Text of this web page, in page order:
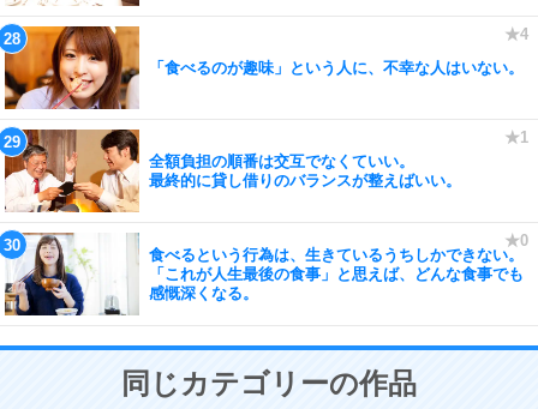
「食べるのが趣味」という人に、不幸な人はいない。
全額負担の順番は交互でなくていい。
最終的に貸し借りのバランスが整えばいい。
食べるという行為は、生きているうちしかできない。
「これが人生最後の食事」と思えば、どんな食事でも
感慨深くなる。
同じカテゴリーの作品